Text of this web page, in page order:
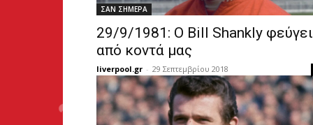
ΣΑΝ ΣΗΜΕΡΑ
29/9/1981: Ο Bill Shankly φεύγει
από κοντά μας
liverpool.gr - 29 Σεπτεμβρίου 2018